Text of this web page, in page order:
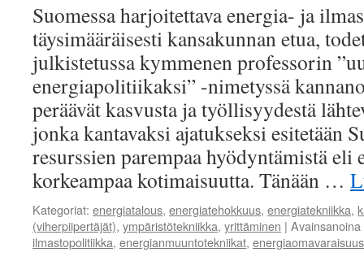
Suomessa harjoitettava energia- ja
täysimääräisesti kansakunnan etua,
julkistetussa kymmenen professorin
energiapolitiikaksi” -nimetyssä
peräävät kasvusta ja työllisyydestä
jonka kantavaksi ajatukseksi esitetään
resurssien parempaa hyödyntämistä eli
korkeampaa kotimaisuutta. Tänään …
Kategoriat: energiatalous, energiatehokkuus, energiatekniikka,
(viherpiipertäjät), ympäristötekniikka, yrittäminen | Avainsanoina
ilmastopolitiikka, energianmuuntotekniikat, energiaomavaraisuus